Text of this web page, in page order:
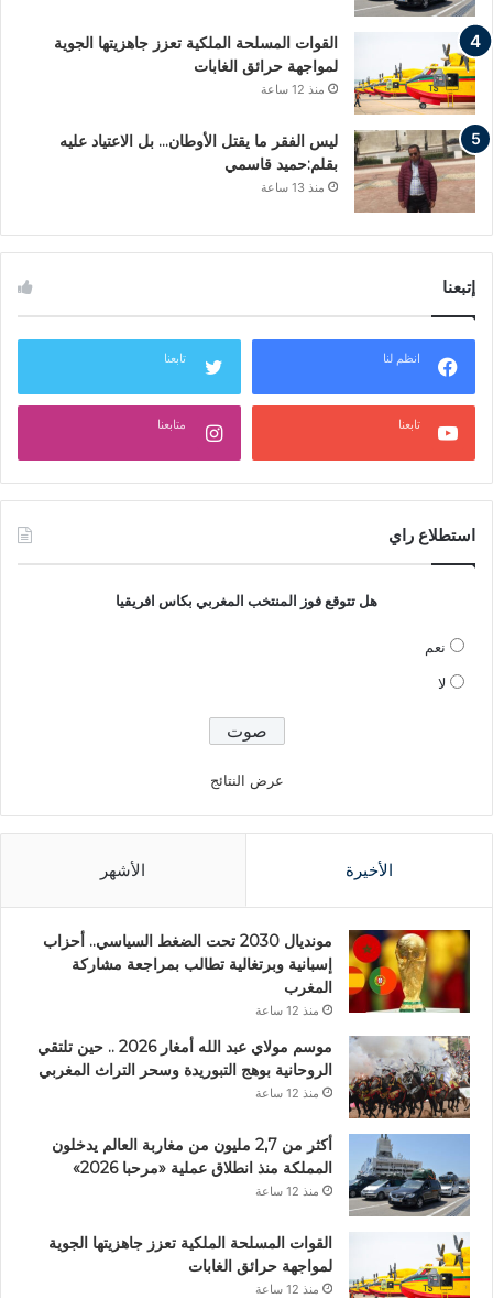
القوات المسلحة الملكية تعزز جاهزيتها الجوية
لمواجهة حرائق الغابات
منذ 12 ساعة
ليس الفقر ما يقتل الأوطان… بل الاعتياد عليه
بقلم:حميد قاسمي
منذ 13 ساعة
إتبعنا
انظم لنا تابعنا
تابعنا متابعنا
استطلاع راي
هل تتوقع فوز المنتخب المغربي بكاس افريقيا
نعم
لا
عرض النتائج
الأخيرة الأشهر
مونديال 2030 تحت الضغط السياسي.. أحزاب
إسبانية وبرتغالية تطالب بمراجعة مشاركة
المغرب
منذ 12 ساعة
موسم مولاي عبد الله أمغار 2026 .. حين تلتقي
الروحانية بوهج التبوريدة وسحر التراث المغربي
منذ 12 ساعة
أكثر من 2,7 مليون من مغاربة العالم يدخلون
المملكة منذ انطلاق عملية «مرحبا 2026»
منذ 12 ساعة
القوات المسلحة الملكية تعزز جاهزيتها الجوية
لمواجهة حرائق الغابات
منذ 12 ساعة